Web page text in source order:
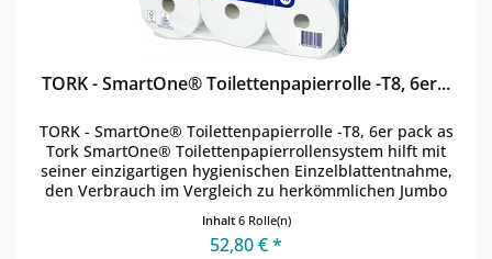
TORK - SmartOne® Toilettenpapierrolle -T8, 6er...
TORK - SmartOne® Toilettenpapierrolle -T8, 6er pack as
Tork SmartOne® Toilettenpapierrollensystem hilft mit
seiner einzigartigen hygienischen Einzelblattentnahme,
den Verbrauch im Vergleich zu herkömmlichen Jumbo
Inhalt 6 Rolle(n)
52,80 € *